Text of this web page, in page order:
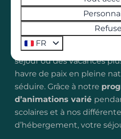
centre animé de La
offre des panoramas à
accès à unepiscine
proximité. Que vous
séjour ou des vacances
havre de paix en pleine
séduire. Grâce à notre
d’animations varié
scolaires et à nos
d’hébergement, votre
FR